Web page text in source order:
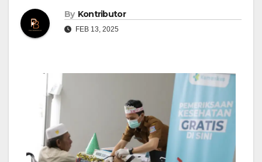
By Kontributor
FEB 13, 2025